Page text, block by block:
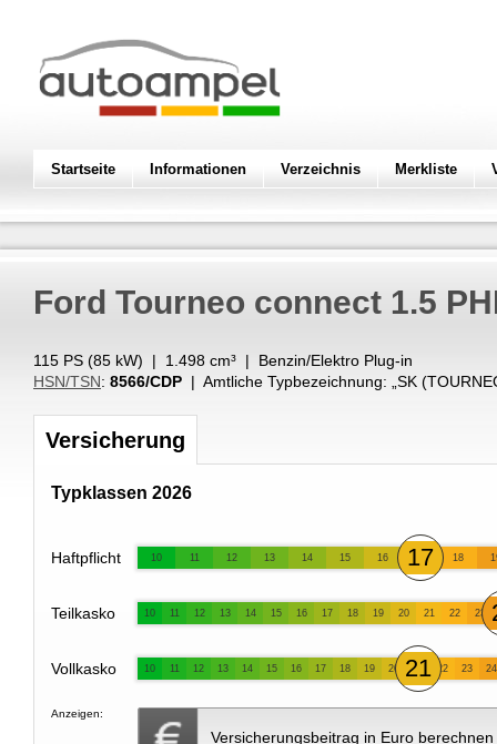
Startseite Informationen Verzeichnis Merkliste
Ford Tourneo connect 1.5
115 PS (85 kW) | 1.498 cm³ | Benzin/Elektro Plug-in
HSN/TSN: 8566/CDP | Amtliche Typbezeichnung: „ SK
Versicherung
Typklassen 2026
Haftpflicht 10 11 12 13 14 15 16 17 18
Teilkasko 10 11 12 13 14 15 16 17 18 19 20 21 22 23
Vollkasko 10 11 12 13 14 15 16 17 18 19 20 21 22 23 24
Anzeigen:
Versicherungsbeitrag in Euro berechnen